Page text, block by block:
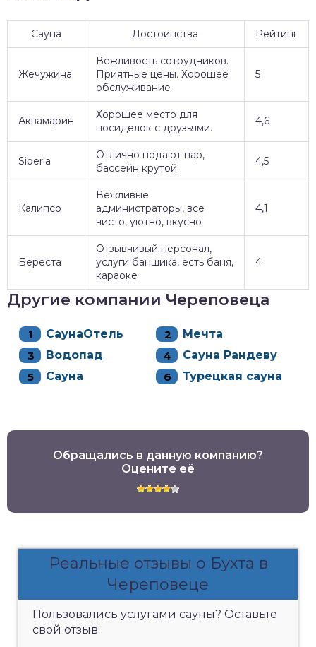
Сауна Достоинства Рейтинг
Жечужина
Вежливость сотрудников.
Приятные цены. Хорошее
обслуживание
5
Аквамарин
Хорошее место для
посиделок с друзьями.
4,6
Siberia
Отлично подают пар,
бассейн крутой
4,5
Калипсо
Вежливые
администраторы, все
чисто, уютно, вкусно
4,1
Береста
Отзывчивый персонал,
услуги банщика, есть баня,
караоке
4
Другие компании Череповеца
СаунаОтель
Мечта
Водопад
Сауна Рандеву
Сауна
Турецкая сауна
Обращались в данную компанию?
Оцените её
Реальные отзывы о Бухта в
Череповеце
Пользовались услугами сауны? Оставьте
свой отзыв: